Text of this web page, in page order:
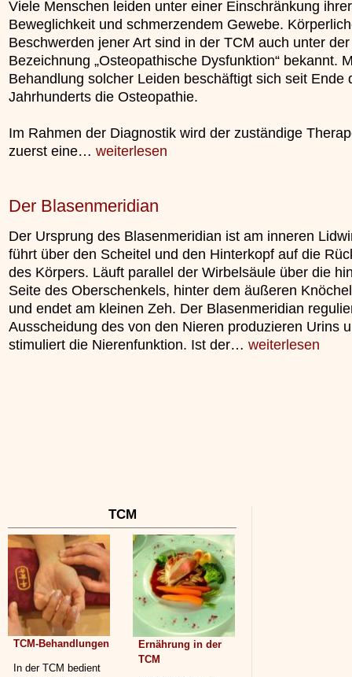
Viele Menschen leiden unter einer Einschränkung ihrer
Beweglichkeit und schmerzendem Gewebe.
Beschwerden jener Art sind in der TCM auch unter der
Bezeichnung „Osteopathische Dysfunktion“ bekannt.
Behandlung solcher Leiden beschäftigt sich seit Ende
Jahrhunderts die Osteopathie.
Im Rahmen der Diagnostik wird der zuständige
zuerst eine… weiterlesen
Der Blasenmeridian
Der Ursprung des Blasenmeridian ist am inneren
führt über den Scheitel und den Hinterkopf auf die
des Körpers. Läuft parallel der Wirbelsäule über die
Seite des Oberschenkels, hinter dem äußeren
und endet am kleinen Zeh. Der Blasenmeridian
Ausscheidung des von den Nieren produzieren Urins
stimuliert die Nierenfunktion. Ist der… weiterlesen
TCM
TCM-Behandlungen
In der TCM bedient
Ernährung in der
TCM